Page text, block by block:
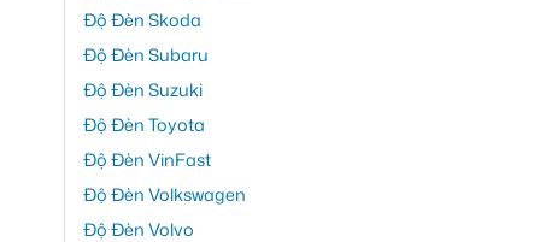
Độ Đèn Skoda
Độ Đèn Subaru
Độ Đèn Suzuki
Độ Đèn Toyota
Độ Đèn VinFast
Độ Đèn Volkswagen
Độ Đèn Volvo